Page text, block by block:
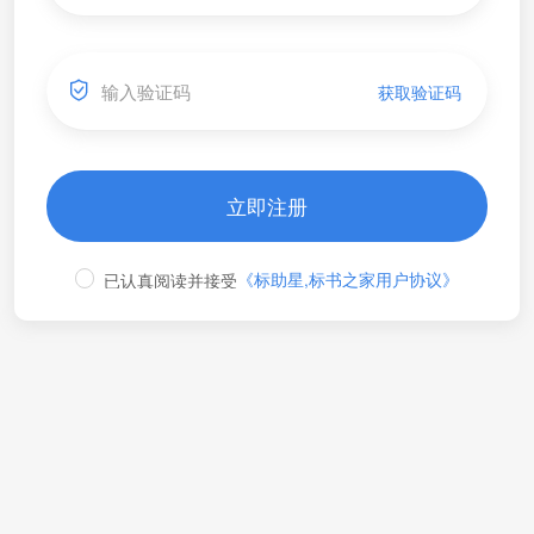
获取验证码
立即注册
已认真阅读并接受 《标助星,标书之家用户协议》